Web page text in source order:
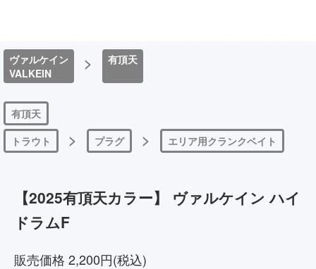
ヴァルケイン
VALKEIN
> 有頂天
有頂天
トラウト
> プラグ > エリア用クランクベイト
【2025有頂天カラー】 ヴァルケイン ハイ
ドラムF
販売価格 2,200円(税込)